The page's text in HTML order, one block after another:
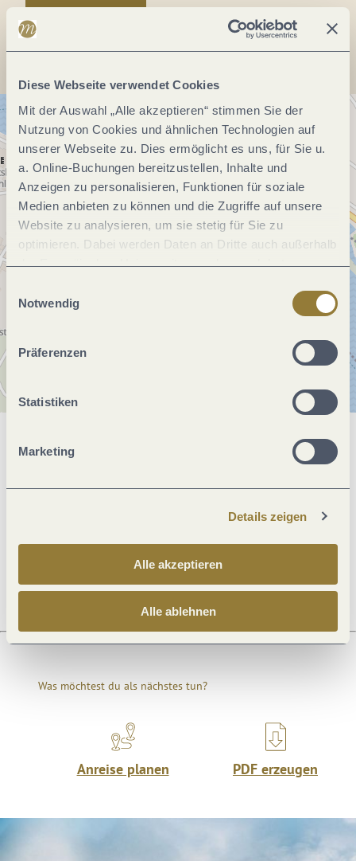
Diese Webseite verwendet Cookies
Mit der Auswahl „Alle akzeptieren“ stimmen Sie der
Nutzung von Cookies und ähnlichen Technologien auf
unserer Webseite zu. Dies ermöglicht es uns, für Sie u.
a. Online-Buchungen bereitzustellen, Inhalte und
Anzeigen zu personalisieren, Funktionen für soziale
Medien anbieten zu können und die Zugriffe auf unsere
Website zu analysieren, um sie stetig für Sie zu
optimieren. Dabei werden Daten an Dritte auch außerhalb
der Europäischen Union weitergegeben und dort
jederzeit widerrufen werden. Mit der Auswahl "Alle
ablehnen" kann es zu Beeinträchtigungen in der Nutzung
Notwendig
Präferenzen
Statistiken
Marketing
Details zeigen
Alle akzeptieren
Alle ablehnen
Allgemeine Informationen
Was möchtest du als nächstes tun?
Anreise planen PDF erzeugen